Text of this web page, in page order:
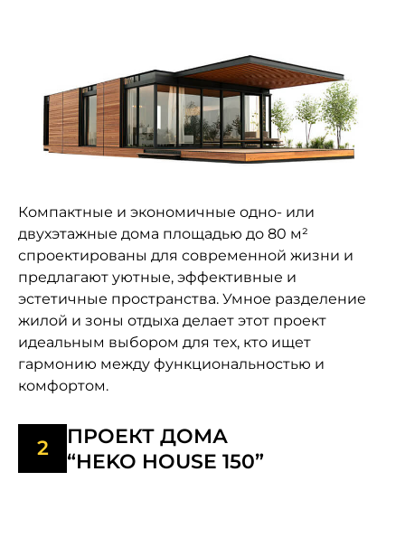
Компактные и экономичные одно- или
двухэтажные дома площадью до 80 м²
спроектированы для современной жизни и
предлагают уютные, эффективные и
эстетичные пространства. Умное разделение
жилой и зоны отдыха делает этот проект
идеальным выбором для тех, кто ищет
гармонию между функциональностью и
комфортом.
ПРОЕКТ ДОМА
“HEKO HOUSE 150”